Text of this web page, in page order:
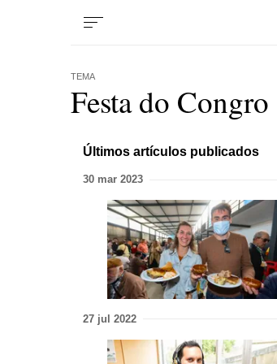
TEMA
Festa do Congro
Últimos artículos publicados
30 mar 2023
27 jul 2022